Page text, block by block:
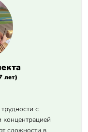
лет)
с